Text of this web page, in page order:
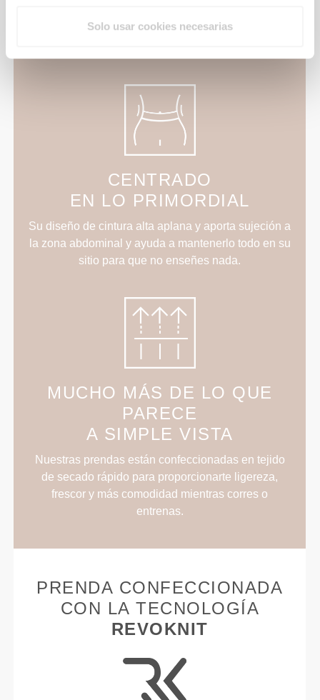
Solo usar cookies necesarias
laboratorio y diseñada para adaptarse a
CENTRADO
EN LO PRIMORDIAL
Su diseño de cintura alta aplana y aporta sujeción a
la zona abdominal y ayuda a mantenerlo todo en su
sitio para que no enseñes nada.
MUCHO MÁS DE LO QUE
PARECE
A SIMPLE VISTA
Nuestras prendas están confeccionadas en tejido
de secado rápido para proporcionarte ligereza,
frescor y más comodidad mientras corres o
entrenas.
PRENDA CONFECCIONADA
CON LA TECNOLOGÍA
REVOKNIT